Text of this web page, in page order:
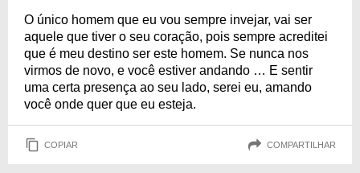
O único homem que eu vou sempre invejar, vai ser
aquele que tiver o seu coração, pois sempre acreditei
que é meu destino ser este homem. Se nunca nos
virmos de novo, e você estiver andando … E sentir
uma certa presença ao seu lado, serei eu, amando
você onde quer que eu esteja.
COPIAR COMPARTILHAR